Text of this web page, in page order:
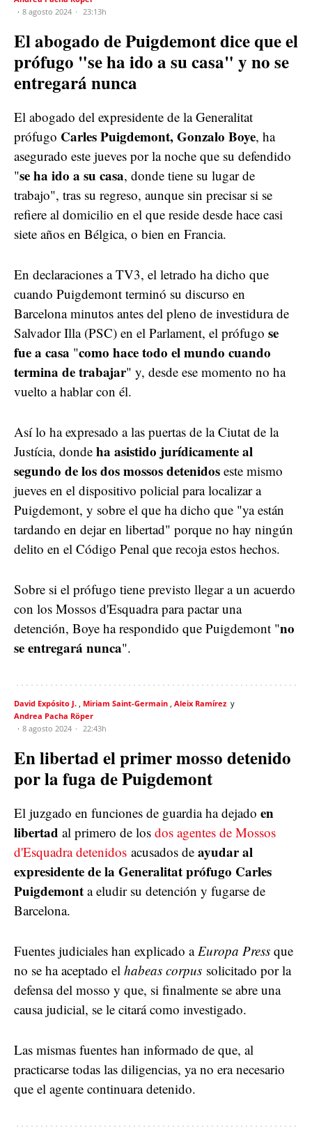
8 agosto 2024
23:13h
El abogado de Puigdemont dice que el
prófugo "se ha ido a su casa" y no se
entregará nunca
El abogado del expresidente de la Generalitat
prófugo Carles Puigdemont, Gonzalo Boye, ha
asegurado este jueves por la noche que su defendido
"se ha ido a su casa, donde tiene su lugar de
trabajo", tras su regreso, aunque sin precisar si se
refiere al domicilio en el que reside desde hace casi
siete años en Bélgica, o bien en Francia.
En declaraciones a TV3, el letrado ha dicho que
cuando Puigdemont terminó su discurso en
Barcelona minutos antes del pleno de investidura de
Salvador Illa (PSC) en el Parlament, el prófugo se
fue a casa "como hace todo el mundo cuando
termina de trabajar" y, desde ese momento no ha
vuelto a hablar con él.
Así lo ha expresado a las puertas de la Ciutat de la
Justícia, donde ha asistido jurídicamente al
segundo de los dos mossos detenidos este mismo
jueves en el dispositivo policial para localizar a
Puigdemont, y sobre el que ha dicho que "ya están
tardando en dejar en libertad" porque no hay ningún
delito en el Código Penal que recoja estos hechos.
Sobre si el prófugo tiene previsto llegar a un acuerdo
con los Mossos d'Esquadra para pactar una
detención, Boye ha respondido que Puigdemont "no
se entregará nunca".
David Expósito J. Miriam Saint-Germain Aleix Ramírez
Andrea Pacha Röper
8 agosto 2024
22:43h
En libertad el primer mosso detenido
por la fuga de Puigdemont
El juzgado en funciones de guardia ha dejado en
libertad al primero de los dos agentes de Mossos
d'Esquadra detenidos acusados de ayudar al
expresidente de la Generalitat prófugo Carles
Puigdemont a eludir su detención y fugarse de
Barcelona.
Fuentes judiciales han explicado a Europa Press que
no se ha aceptado el habeas corpus solicitado por la
defensa del mosso y que, si finalmente se abre una
causa judicial, se le citará como investigado.
Las mismas fuentes han informado de que, al
practicarse todas las diligencias, ya no era necesario
que el agente continuara detenido.